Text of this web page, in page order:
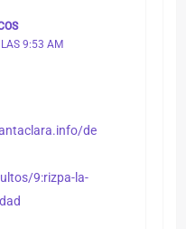
9:53 AM
de
9:rizpa-la-